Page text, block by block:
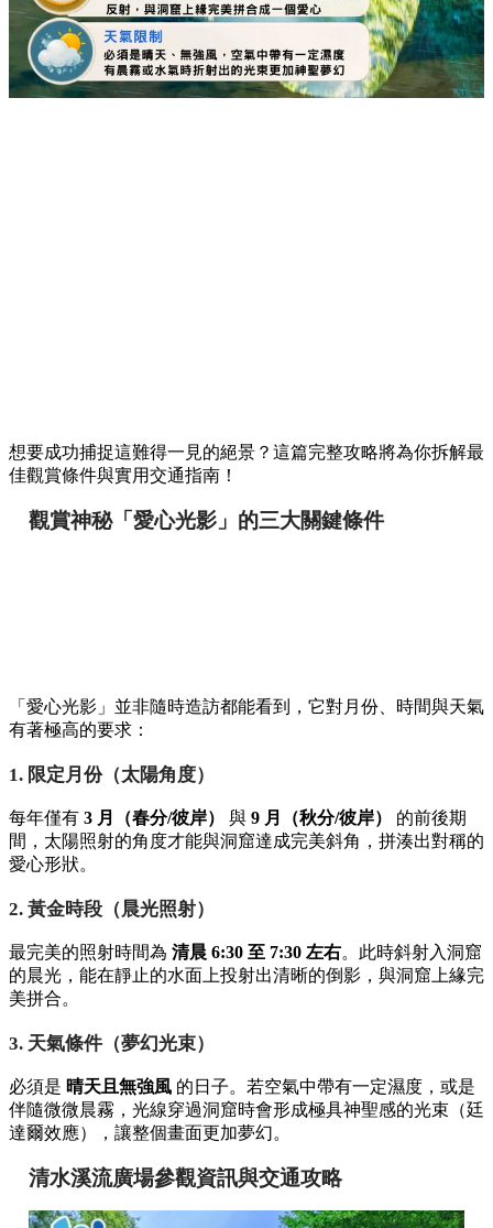
想要成功捕捉這難得一見的絕景？這篇完整攻略將為你拆解最
佳觀賞條件與實用交通指南！
觀賞神秘「愛心光影」的三大關鍵條件
「愛心光影」並非隨時造訪都能看到，它對月份、時間與天氣
有著極高的要求：
1. 限定月份（太陽角度）
每年僅有 3 月（春分/彼岸） 與 9 月（秋分/彼岸）
的前後期
間，太陽照射的角度才能與洞窟達成完美斜角，拼湊出對稱的
愛心形狀。
2. 黃金時段（晨光照射）
最完美的照射時間為 清晨 6:30 至 7:30 左右。此時斜射入洞窟
的晨光，能在靜止的水面上投射出清晰的倒影，與洞窟上緣完
美拼合。
3. 天氣條件（夢幻光束）
必須是 晴天且無強風 的日子。若空氣中帶有一定濕度，或是
伴隨微微晨霧，光線穿過洞窟時會形成極具神聖感的光束（廷
達爾效應），讓整個畫面更加夢幻。
清水溪流廣場參觀資訊與交通攻略